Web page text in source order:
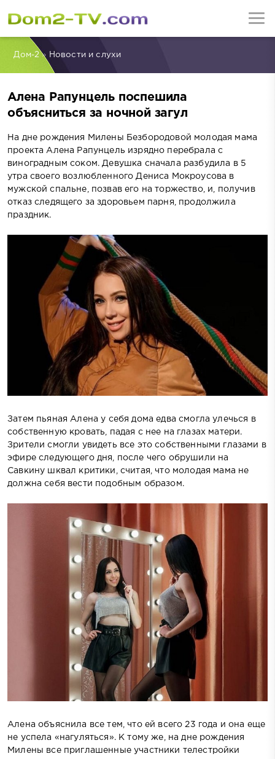
Дом-2» Новости и слухи
Алена Рапунцель поспешила
объясниться за ночной загул
На дне рождения Милены Безбородовой молодая мама
проекта Алена Рапунцель изрядно перебрала с
виноградным соком. Девушка сначала разбудила в 5
утра своего возлюбленного Дениса Мокроусова в
мужской спальне, позвав его на торжество, и, получив
отказ следящего за здоровьем парня, продолжила
праздник.
Затем пьяная Алена у себя дома едва смогла улечься в
собственную кровать, падая с нее на глазах матери.
Зрители смогли увидеть все это собственными глазами в
эфире следующего дня, после чего обрушили на
Савкину шквал критики, считая, что молодая мама не
должна себя вести подобным образом.
Алена объяснила все тем, что ей всего 23 года и она еще
не успела «нагуляться». К тому же, на дне рождения
Милены все приглашенные участники телестройки